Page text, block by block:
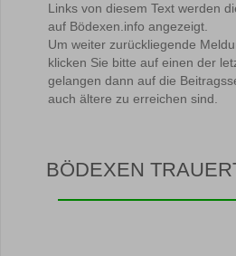
Links von diesem Text werden
auf Bödexen.info angezeigt.
Um weiter zurückliegende
klicken Sie bitte auf einen der
gelangen dann auf die
auch ältere zu erreichen sind.
BÖDEXEN